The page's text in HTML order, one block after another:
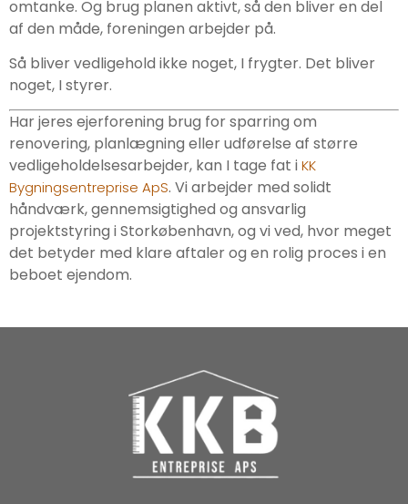
omtanke. Og brug planen aktivt, så den bliver en del
af den måde, foreningen arbejder på.
Så bliver vedligehold ikke noget, I frygter. Det bliver
noget, I styrer.
Har jeres ejerforening brug for sparring om
renovering, planlægning eller udførelse af større
vedligeholdelsesarbejder, kan I tage fat iKK
Bygningsentreprise ApS. Vi arbejder med solidt
håndværk, gennemsigtighed og ansvarlig
projektstyring i Storkøbenhavn, og vi ved, hvor meget
det betyder med klare aftaler og en rolig proces i en
beboet ejendom.